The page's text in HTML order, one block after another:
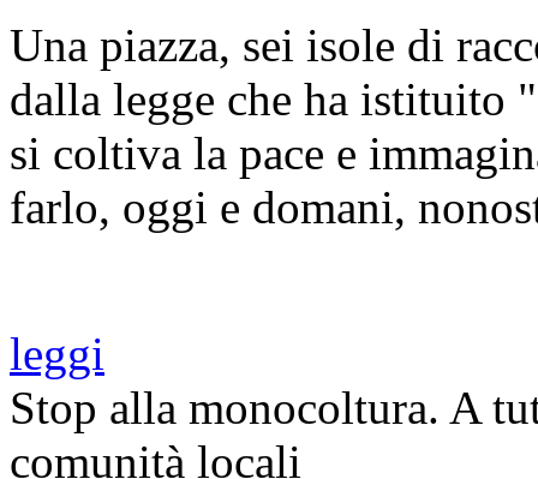
Una piazza, sei isole di
dalla legge che ha istituito
si coltiva la pace e
farlo, oggi e domani,
leggi
Stop alla monocoltura. A
comunità locali